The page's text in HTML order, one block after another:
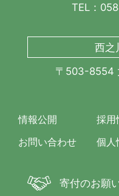
TEL：
西之
〒503-8554
情報公開 採用
お問い合わせ
個人
寄付のお願